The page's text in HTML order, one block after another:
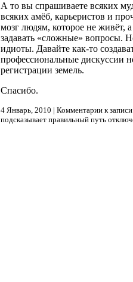
А то вы спрашиваете всяких
всяких амёб, карьеристов и
мозг людям, которое не живёт,
задавать «сложные» вопросы.
идиоты. Давайте как-то
профессиональные дискуссии
регистрации земель.
Спасибо.
4 Январь, 2010 | Комментарии к
подсказывает правильный путь